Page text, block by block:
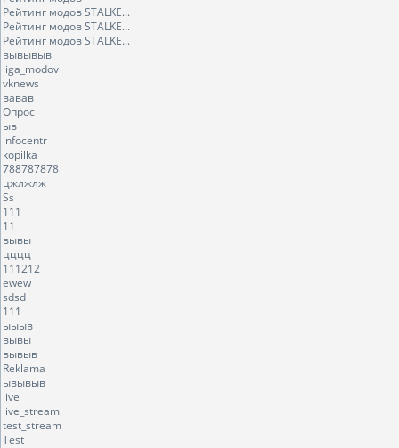
Рейтинг модов STALKE...
Рейтинг модов STALKE...
Рейтинг модов STALKE...
вывывыв
liga_modov
vknews
вавав
Опрос
ыв
infocentr
kopilka
788787878
цжлжлж
Ss
111
11
вывы
цццц
111212
ewew
sdsd
111
ыыыв
вывы
вывыв
Reklama
ывывыв
live
live_stream
test_stream
Test